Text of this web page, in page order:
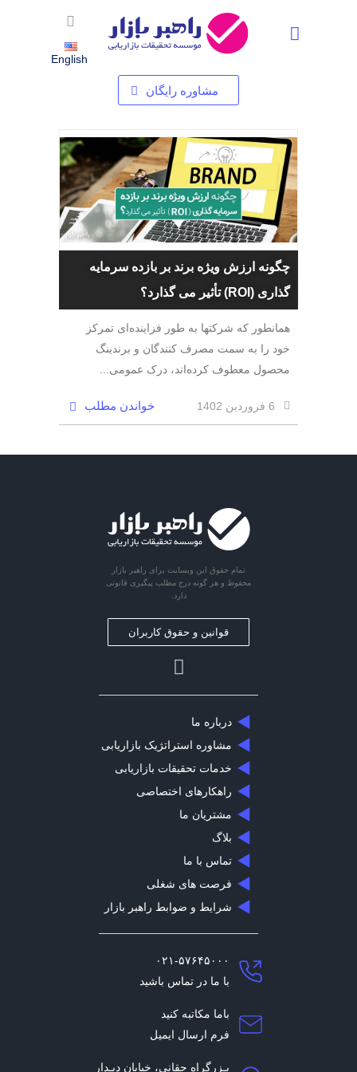
English
مشاوره رایگان
چگونه ارزش ویژه برند بر بازده سرمایه
گذاری (ROI) تأثیر می گذارد؟
همانطور که شرکت­ها به طور فزاینده‌ای تمرکز
خود را به سمت مصرف کنندگان و برندینگ
محصول معطوف کرده‌اند، درک عمومی...
6 فروردین 1402 خواندن مطلب
تمام حقوق این وبسایت برای راهبر بازار
محفوظ و هر گونه درج مطلب پیگیری قانونی
دارد.
قوانین و حقوق کاربران
درباره ما
مشاوره استراتژیک بازاریابی
خدمات تحقیقات بازاریابی
راهکارهای اختصاصی
مشتریان ما
بلاگ
تماس با ما
فرصت های شغلی
شرایط و ضوابط راهبر بازار
۰۲۱-۵۷۶۴۵۰۰۰
با ما در تماس باشید
باما مکاتبه کنید
فرم ارسال ایمیل
بـزرگراه حقانی، خیابان دیـدار